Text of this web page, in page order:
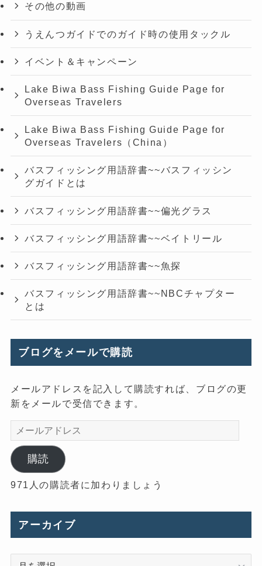
その他の動画
うえんつガイドでのガイド時の使用タックル
イベント＆キャンペーン
Lake Biwa Bass Fishing Guide Page for
Overseas Travelers
Lake Biwa Bass Fishing Guide Page for
Overseas Travelers（China）
バスフィッシング用語辞書~~バスフィッシン
グガイドとは
バスフィッシング用語辞書~~偏光グラス
バスフィッシング用語辞書~~ベイトリール
バスフィッシング用語辞書~~魚探
バスフィッシング用語辞書~~NBCチャプター
とは
ブログをメールで購読
メールアドレスを記入して購読すれば、ブログの更
新をメールで受信できます。
メ
ー
ル
ア
ド
ス
購読
971人の購読者に加わりましょう
アーカイブ